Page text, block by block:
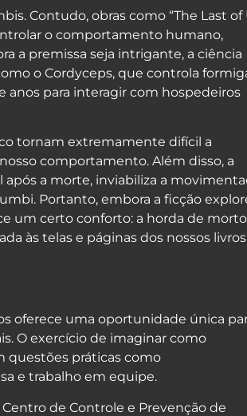
Contudo, obras como “The Last of
o comportamento humano,
a premissa seja intrigante, a ciência
o Cordyceps, que controla
anos para interagir com hospedeiros
tornam extremamente difícil a
comportamento. Além disso, a
a morte, inviabiliza a
Portanto, embora a ficção
um certo conforto: a horda de
às telas e páginas dos nossos
oferece uma oportunidade única
O exercício de imaginar como
questões práticas como
e trabalho em equipe.
de Controle e Prevenção de